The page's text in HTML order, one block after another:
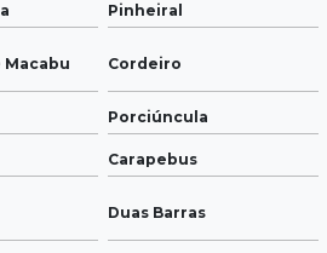
Pinheiral
Macabu Cordeiro
Porciúncula
Carapebus
Duas Barras